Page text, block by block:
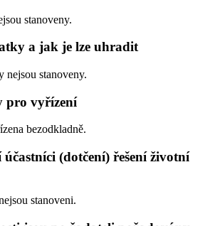
stanoveny.
a jak je lze uhradit
nejsou stanoveny.
pro vyřízení
bezodkladně.
(dotčení) řešení životní
stanoveni.